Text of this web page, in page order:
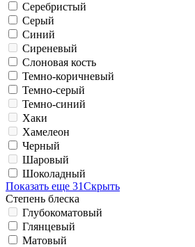
Серебристый
Серый
Синий
Сиреневый
Слоновая кость
Темно-коричневый
Темно-серый
Темно-синий
Хаки
Хамелеон
Черный
Шаровый
Шоколадный
Показать еще 31Скрыть
Степень блеска
Глубокоматовый
Глянцевый
Матовый